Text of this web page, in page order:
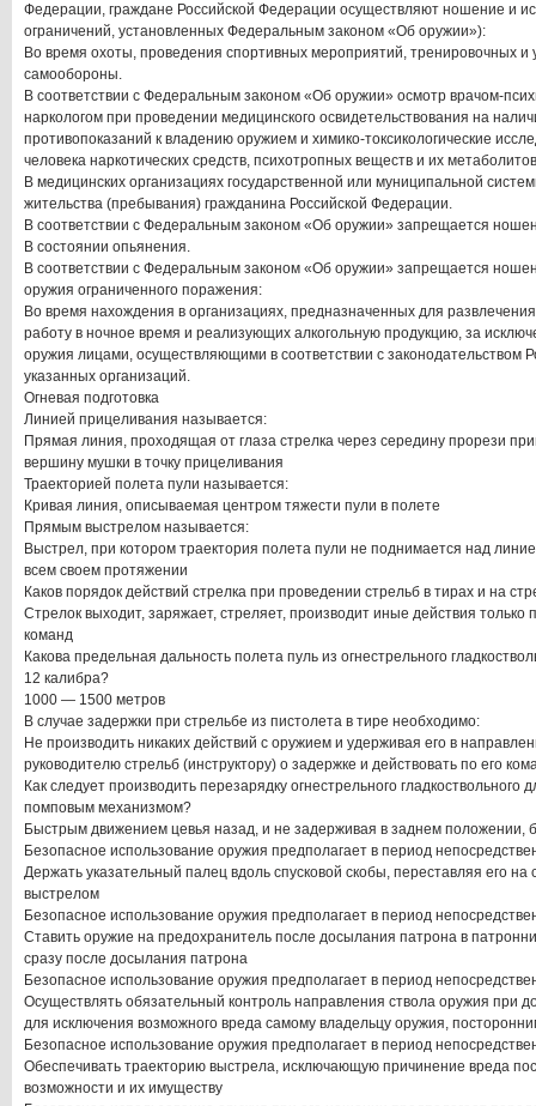
Федерации, граждане Российской Федерации осуществляют ношение и
ограничений, установленных Федеральным законом «Об оружии»):
Во время охоты, проведения спортивных мероприятий, тренировочных и
самообороны.
В соответствии с Федеральным законом «Об оружии» осмотр врачом-
наркологом при проведении медицинского освидетельствования на
противопоказаний к владению оружием и химико-токсикологические
человека наркотических средств, психотропных веществ и их
В медицинских организациях государственной или муниципальной
жительства (пребывания) гражданина Российской Федерации.
В соответствии с Федеральным законом «Об оружии» запрещается
В состоянии опьянения.
В соответствии с Федеральным законом «Об оружии» запрещается
оружия ограниченного поражения:
Во время нахождения в организациях, предназначенных для
работу в ночное время и реализующих алкогольную продукцию, за
оружия лицами, осуществляющими в соответствии с законодательством
указанных организаций.
Огневая подготовка
Линией прицеливания называется:
Прямая линия, проходящая от глаза стрелка через середину прорези
вершину мушки в точку прицеливания
Траекторией полета пули называется:
Кривая линия, описываемая центром тяжести пули в полете
Прямым выстрелом называется:
Выстрел, при котором траектория полета пули не поднимается над
всем своем протяжении
Каков порядок действий стрелка при проведении стрельб в тирах и на
Стрелок выходит, заряжает, стреляет, производит иные действия
команд
Какова предельная дальность полета пуль из огнестрельного
12 калибра?
1000 — 1500 метров
В случае задержки при стрельбе из пистолета в тире необходимо:
Не производить никаких действий с оружием и удерживая его в
руководителю стрельб (инструктору) о задержке и действовать по его
Как следует производить перезарядку огнестрельного гладкоствольного
помповым механизмом?
Быстрым движением цевья назад, и не задерживая в заднем положении,
Безопасное использование оружия предполагает в период
Держать указательный палец вдоль спусковой скобы, переставляя его на
выстрелом
Безопасное использование оружия предполагает в период
Ставить оружие на предохранитель после досылания патрона в
сразу после досылания патрона
Безопасное использование оружия предполагает в период
Осуществлять обязательный контроль направления ствола оружия при
для исключения возможного вреда самому владельцу оружия,
Безопасное использование оружия предполагает в период
Обеспечивать траекторию выстрела, исключающую причинение вреда
возможности и их имуществу